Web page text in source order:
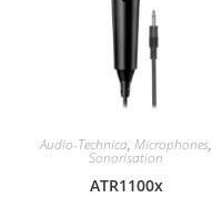
Audio-Technica,Microphones,
Sonorisation
ATR1100x